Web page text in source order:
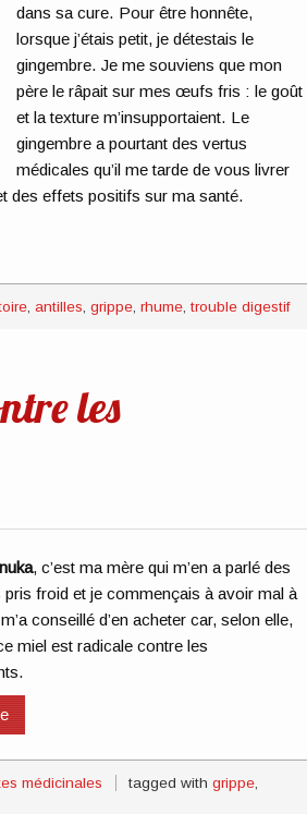
dans sa cure. Pour être honnête,
lorsque j’étais petit, je détestais le
gingembre. Je me souviens que mon
père le râpait sur mes œufs fris : le goût
et la texture m’insupportaient. Le
gingembre a pourtant des vertus
médicales qu’il me tarde de vous livrer
des effets positifs sur ma santé.
,antilles,grippe,rhume,trouble digestif
les
, c’est ma mère qui m’en a parlé des
pris froid et je commençais à avoir mal à
conseillé d’en acheter car, selon elle,
miel est radicale contre les
médicinales tagged withgrippe